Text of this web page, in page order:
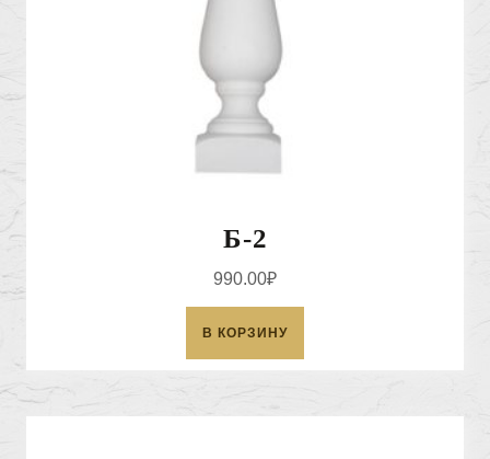
Б-2
990.00₽
В КОРЗИНУ